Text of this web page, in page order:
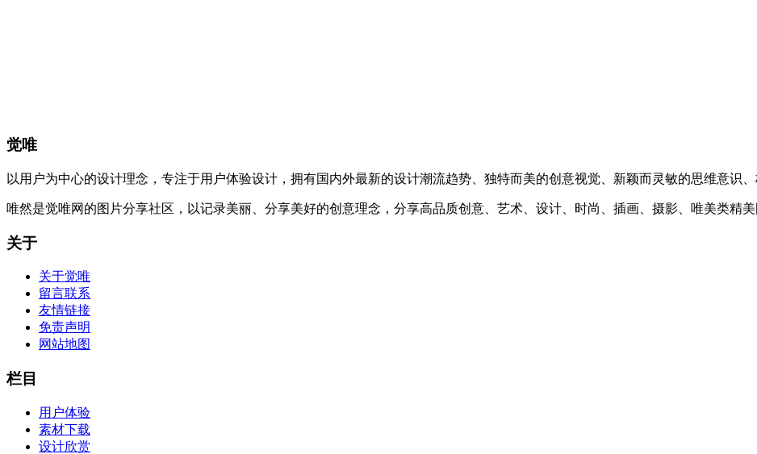
觉唯
以用户为中心的设计理念，专注于用户体验设计，拥有国内外最新的设计潮流趋势、独特而美的创意视觉、新颖而灵敏的思维意识
唯然是觉唯网的图片分享社区，以记录美丽、分享美好的创意理念，分享高品质创意、艺术、设计、时尚、插画、摄影、唯美类精美
关于
关于觉唯
留言联系
友情链接
免责声明
网站地图
栏目
用户体验
素材下载
设计欣赏